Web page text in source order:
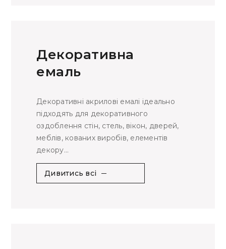
Декоративна
емаль
Декоративні акрилові емалі ідеально
підходять для декоративного
оздоблення стін, стель, вікон, дверей,
меблів, кованих виробів, елементів
декору...
Дивитись всі